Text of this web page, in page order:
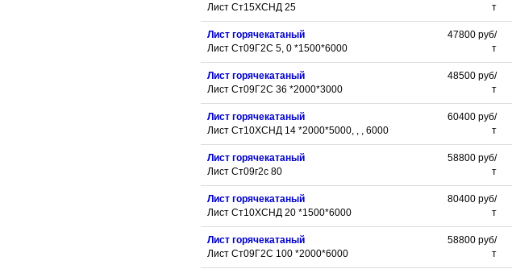
Лист Ст15ХСНД 25
т
Лист горячекатаный
Лист Ст09Г2С 5, 0 *1500*6000
47800 руб/
т
Лист горячекатаный
Лист Ст09Г2С 36 *2000*3000
48500 руб/
т
Лист горячекатаный
Лист Ст10ХСНД 14 *2000*5000, , , 6000
60400 руб/
т
Лист горячекатаный
Лист Ст09г2с 80
58800 руб/
т
Лист горячекатаный
Лист Ст10ХСНД 20 *1500*6000
80400 руб/
т
Лист горячекатаный
Лист Ст09Г2С 100 *2000*6000
58800 руб/
т